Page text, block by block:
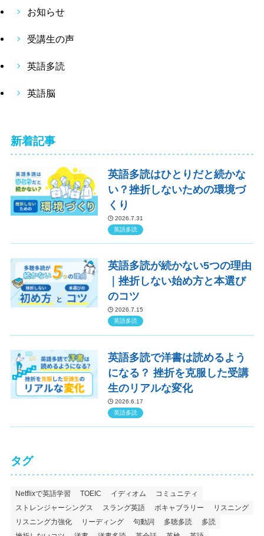
お知らせ
受講生の声
英語多読
英語脳
新着記事
英語多読はひとりだと続かな
い？挫折しないための環境づ
くり
2026.7.31
英語多読
英語多読が続かない5つの理由
｜挫折しない始め方と本選び
のコツ
2026.7.15
英語多読
英語多読で洋書は読めるよう
になる？ 挫折を克服した受講
生のリアルな変化
2026.6.17
英語多読
タグ
Netflixで英語学習 TOEIC イディオム
コミュニティ
ストレンジャーシングス
スラング英語 ボキャブラリー
リスニング
リスニング力強化
リーディング 句動詞 多聴多読
多読